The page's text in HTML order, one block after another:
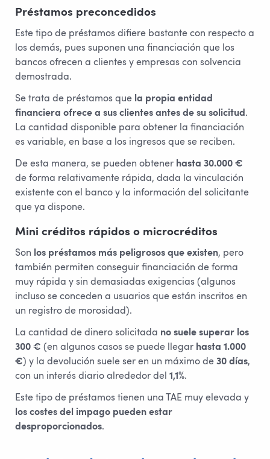
Préstamos preconcedidos
Este tipo de préstamos difiere bastante con respecto a
los demás, pues suponen una financiación que los
bancos ofrecen a clientes y empresas con solvencia
demostrada.
Se trata de préstamos que la propia entidad
financiera ofrece a sus clientes antes de su solicitud .
La cantidad disponible para obtener la financiación
es variable, en base a los ingresos que se reciben.
De esta manera, se pueden obtener hasta 30.000 €
de forma relativamente rápida, dada la vinculación
existente con el banco y la información del solicitante
que ya dispone.
Mini créditos rápidos o microcréditos
Son los préstamos más peligrosos que existen, pero
también permiten conseguir financiación de forma
muy rápida y sin demasiadas exigencias (algunos
incluso se conceden a usuarios que están inscritos en
un registro de morosidad).
La cantidad de dinero solicitada no suele superar los
300 € (en algunos casos se puede llegar hasta 1.000
€) y la devolución suele ser en un máximo de 30 días,
con un interés diario alrededor del 1,1%.
Este tipo de préstamos tienen una TAE muy elevada y
los costes del impago pueden estar
desproporcionados.